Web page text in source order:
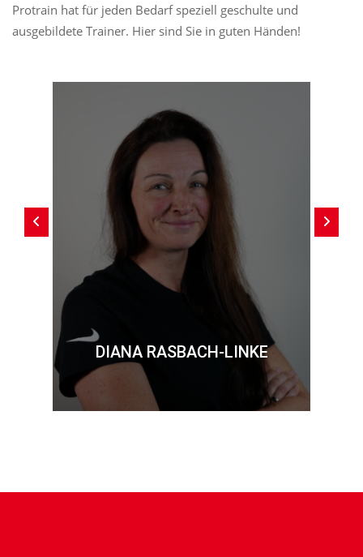
Protrain hat für jeden Bedarf speziell geschulte und
ausgebildete Trainer. Hier sind Sie in guten Händen!
DIANA RASBACH-LINKE